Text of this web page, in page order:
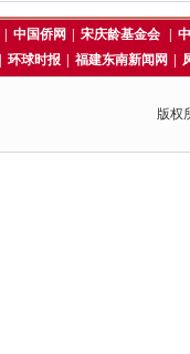
中国侨网 宋庆龄基金会
环球时报 福建东南新闻网
版权